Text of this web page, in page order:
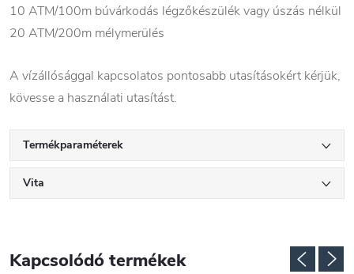
10 ATM/100m búvárkodás légzőkészülék vagy úszás nélkül
20 ATM/200m mélymerülés
A vízállósággal kapcsolatos pontosabb utasításokért kérjük,
kövesse a használati utasítást.
Termékparaméterek
Vita
Kapcsolódó termékek